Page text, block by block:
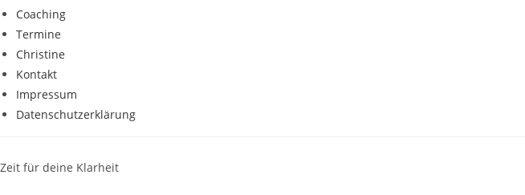
Coaching
Termine
Christine
Kontakt
Impressum
Datenschutzerklärung
Zeit für deine Klarheit